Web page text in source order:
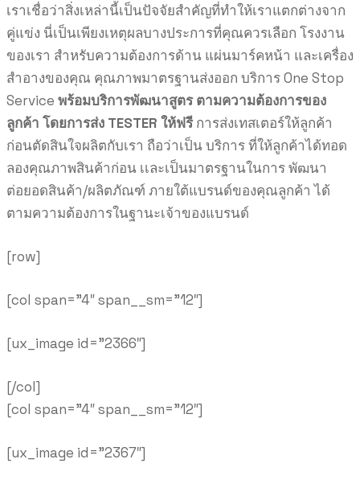
เราเชื่อว่าสิ่งเหล่านี้เป็นปัจจัยสำคัญที่ทำให้เราแตกต่างจาก
คู่แข่ง นี่เป็นเพียงเหตุผลบางประการที่คุณควรเลือก โรงงาน
ของเรา สำหรับความต้องการด้าน แผ่นมาร์คหน้า และเครื่อง
สำอางของคุณ คุณภาพมาตรฐานส่งออก บริการ One Stop
Service พร้อมบริการพัฒนาสูตร ตามความต้องการของ
ลูกค้า โดยการส่ง TESTER ให้ฟรีการส่งเทสเตอร์ให้ลูกค้า
ก่อนตัดสินใจผลิตกับเรา ถือว่าเป็น บริการ ที่ให้ลูกค้าได้ทอด
ลองคุณภาพสินค้าก่อน เเละเป็นมาตรฐานในการ พัฒนา
ต่อยอดสินค้า/ผลิตภัณฑ์ ภายใต้แบรนด์ของคุณลูกค้า ได้
ตามความต้องการในฐานะเจ้าของแบรนด์
[row]
[col span=”4″ span__sm=”12″]
[ux_image id=”2366″]
[/col]
[col span=”4″ span__sm=”12″]
[ux_image id=”2367″]